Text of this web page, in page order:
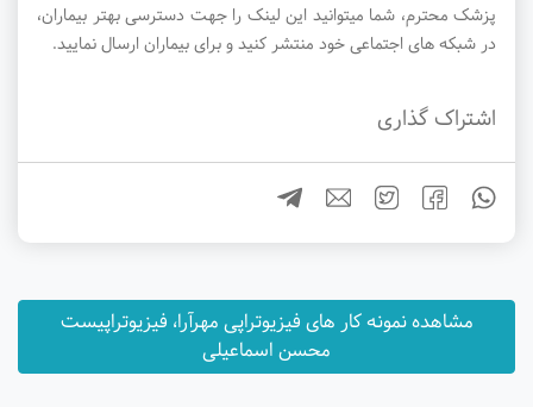
پزشک محترم، شما میتوانید این لینک را جهت دسترسی بهتر بیماران،
در شبکه های اجتماعی خود منتشر کنید و برای بیماران ارسال نمایید.
اشتراک گذاری
مشاهده نمونه کار های فیزیوتراپی مهرآرا، فیزیوتراپیست
محسن اسماعیلی